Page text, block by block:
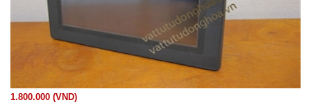
1.800.000 (VND)